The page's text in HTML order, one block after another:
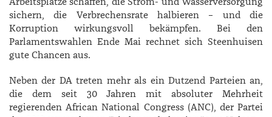
sichern, die Verbrechensrate halbieren – und die
Korruption wirkungsvoll bekämpfen. Bei den
Parlamentswahlen Ende Mai rechnet sich ­Steenhuisen
gute Chancen aus.
Neben der DA treten mehr als ein Dutzend Parteien an,
die dem seit 30 Jahren mit absoluter Mehrheit
regierenden African National Congress (ANC), der Partei